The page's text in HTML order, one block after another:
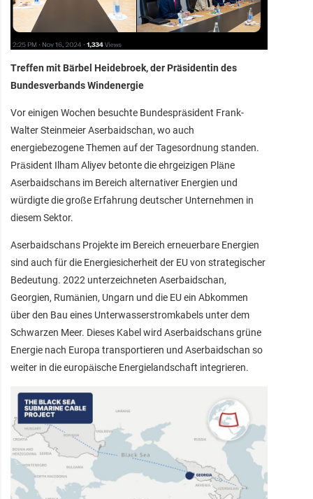
Treffen mit Bärbel Heidebroek, der Präsidentin des
Bundesverbands Windenergie
Vor einigen Wochen besuchte Bundespräsident Frank-
Walter Steinmeier Aserbaidschan, wo auch
energiebezogene Themen auf der Tagesordnung standen.
Präsident Ilham Aliyev betonte die ehrgeizigen Pläne
Aserbaidschans im Bereich alternativer Energien und
würdigte die große Erfahrung deutscher Unternehmen in
diesem Sektor.
Aserbaidschans Projekte im Bereich erneuerbare Energien
sind auch für die Energiesicherheit der EU von strategischer
Bedeutung. 2022 unterzeichneten Aserbaidschan,
Georgien, Rumänien, Ungarn und die EU ein Abkommen
über den Bau eines Unterwasserstromkabels unter dem
Schwarzen Meer. Dieses Kabel wird Aserbaidschans grüne
Energie nach Europa transportieren und Aserbaidschan so
weiter in die europäische Energielandschaft integrieren.